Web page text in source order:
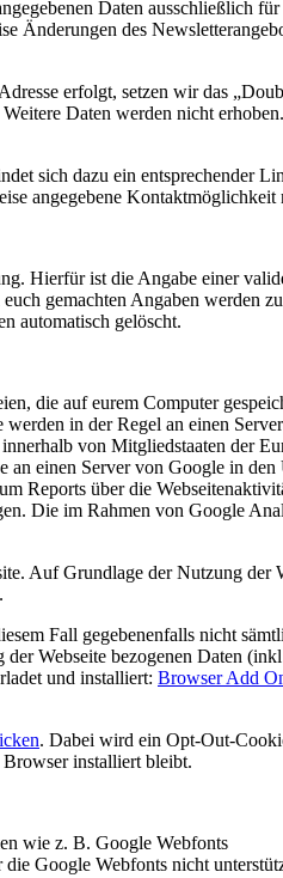
Daten ausschließlich für
Änderungen des
erfolgt, setzen wir das
Daten werden nicht
sich dazu ein entsprechender
angegebene Kontaktmöglichkeit
Hierfür ist die Angabe einer
gemachten Angaben werden
automatisch gelöscht.
die auf eurem Computer
in der Regel an einen
von Mitgliedstaaten der
an einen Server von Google in den
Reports über die
Die im Rahmen von Google
Auf Grundlage der Nutzung der
Fall gegebenenfalls nicht
Webseite bezogenen Daten
und installiert: Browser Add
. Dabei wird ein Opt-Out-
installiert bleibt.
wie z. B. Google Webfonts
Google Webfonts nicht